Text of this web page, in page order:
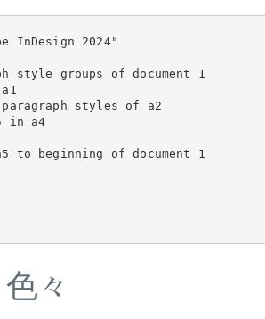
InDesign 2024"
style groups of document 1
styles of a2
in a4
to beginning of document 1
々